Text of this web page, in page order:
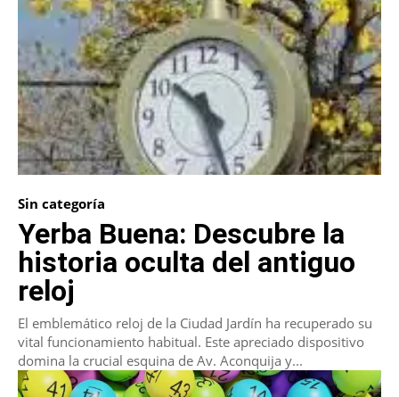
Sin categoría
Yerba Buena: Descubre la
historia oculta del antiguo
reloj
El emblemático reloj de la Ciudad Jardín ha recuperado su
vital funcionamiento habitual. Este apreciado dispositivo
domina la crucial esquina de Av. Aconquija y...